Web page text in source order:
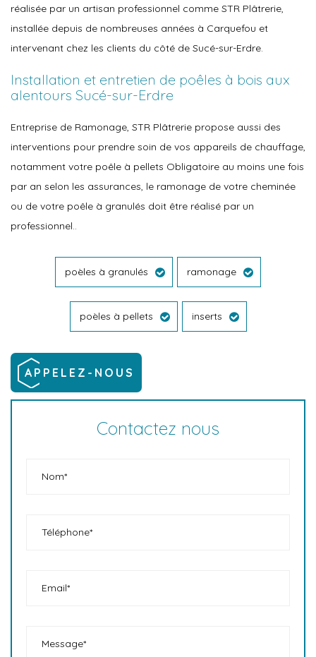
réalisée par un artisan professionnel comme STR Plâtrerie,
installée depuis de nombreuses années à Carquefou et
intervenant chez les clients du côté de Sucé-sur-Erdre.
Installation et entretien de poêles à bois aux
alentours Sucé-sur-Erdre
Entreprise de Ramonage, STR Plâtrerie propose aussi des
interventions pour prendre soin de vos appareils de chauffage,
notamment votre poêle à pellets Obligatoire au moins une fois
par an selon les assurances, le ramonage de votre cheminée
ou de votre poêle à granulés doit être réalisé par un
professionnel..
poèles à granulés ramonage
poèles à pellets inserts
APPELEZ-NOUS
Contactez nous